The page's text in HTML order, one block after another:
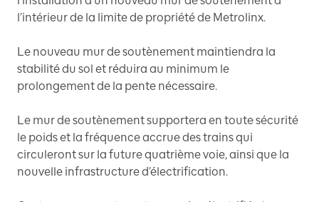
l’intérieur de la limite de propriété de Metrolinx.
Le nouveau mur de soutènement maintiendra la
stabilité du sol et réduira au minimum le
prolongement de la pente nécessaire.
Le mur de soutènement supportera en toute sécurité
le poids et la fréquence accrue des trains qui
circuleront sur la future quatrième voie, ainsi que la
nouvelle infrastructure d’électrification.